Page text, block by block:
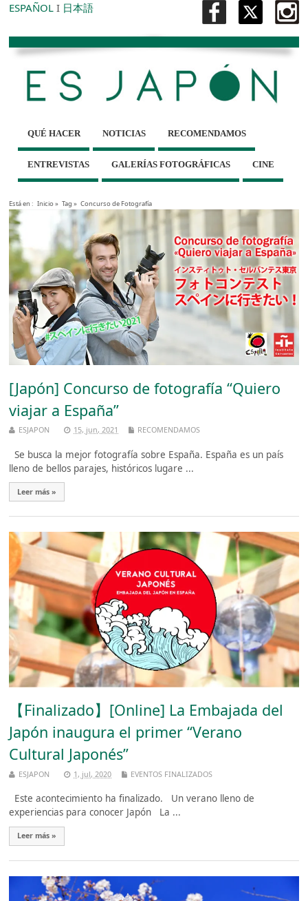
ESPAÑOL I 日本語
QUÉ HACER NOTICIAS RECOMENDAMOS
ENTREVISTAS GALERÍAS FOTOGRÁFICAS CINE
Está en : Inicio» Tag » Concurso de Fotografía
[Japón] Concurso de fotografía “Quiero
viajar a España”
ESJAPON 15, jun, 2021 RECOMENDAMOS
Se busca la mejor fotografía sobre España. España es un país
lleno de bellos parajes, históricos lugare ...
Leer más »
【Finalizado】[Online] La Embajada del
Japón inaugura el primer “Verano
Cultural Japonés”
ESJAPON 1, jul, 2020 EVENTOS FINALIZADOS
Este acontecimiento ha finalizado. Un verano lleno de
experiencias para conocer Japón La ...
Leer más »